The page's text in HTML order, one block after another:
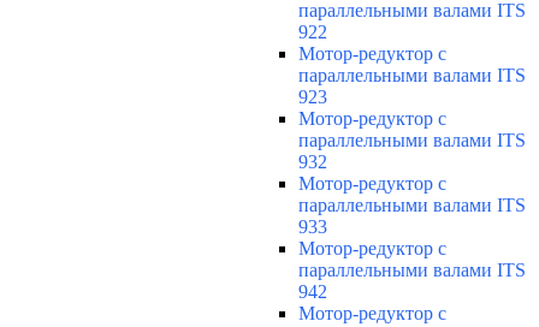
параллельными валами ITS
922
Мотор-редуктор с
параллельными валами ITS
923
Мотор-редуктор с
параллельными валами ITS
932
Мотор-редуктор с
параллельными валами ITS
933
Мотор-редуктор с
параллельными валами ITS
942
Мотор-редуктор с